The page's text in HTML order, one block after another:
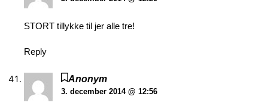
STORT tillykke til jer alle tre!
Reply
Anonym
3. december 2014 @ 12:56